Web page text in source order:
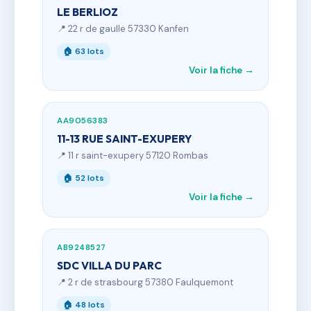
LE BERLIOZ
📍 22 r de gaulle 57330 Kanfen
🏠 63 lots
Voir la fiche →
AA9056383
11-13 RUE SAINT-EXUPERY
📍 11 r saint-exupery 57120 Rombas
🏠 52 lots
Voir la fiche →
AB9248527
SDC VILLA DU PARC
📍 2 r de strasbourg 57380 Faulquemont
🏠 48 lots